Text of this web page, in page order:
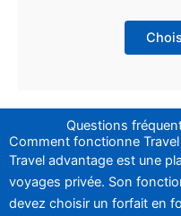
Questions
Comment fonctionne
Travel advantage est une
voyages privée. Son
devez choisir un forfait en